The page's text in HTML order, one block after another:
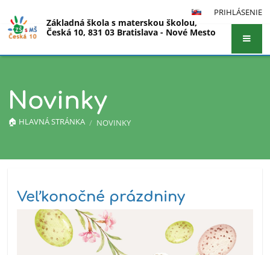
PRIHLÁSENIE
Základná škola s materskou školou,
Česká 10, 831 03 Bratislava - Nové Mesto
Novinky
🏠︎ HLAVNÁ STRÁNKA / NOVINKY
Veľkonočné prázdniny